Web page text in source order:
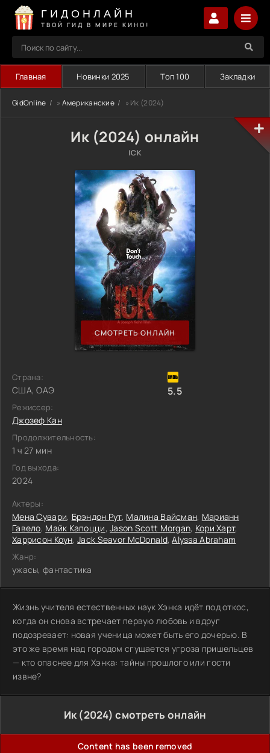
ГИДОНЛАЙН
ТВОЙ ГИД В МИРЕ КИНО!
Главная Новинки 2025 Топ 100 Закладки
GidOnline » Американские » Ик (2024)
Ик (2024) онлайн
ICK
СМОТРЕТЬ ОНЛАЙН
Страна:
США, ОАЭ
Режиссер:
Джозеф Кан
Продолжительность:
1 ч 27 мин
Год выхода:
2024
5.5
Актеры:
Мена Сувари, Брэндон Рут, Малина Вайсман, Марианн
Гавело, Майк Капоцци,Jason Scott Morgan, Кори Харт,
Харрисон Коун,Jack Seavor McDonald,Alyssa Abraham
Жанр:
ужасы, фантастика
Жизнь учителя естественных наук Хэнка идёт под откос,
когда он снова встречает первую любовь и вдруг
подозревает: новая ученица может быть его дочерью. В
это же время над городом сгущается угроза пришельцев
— кто опаснее для Хэнка: тайны прошлого или гости
извне?
Ик (2024) смотреть онлайн
Content has been removed